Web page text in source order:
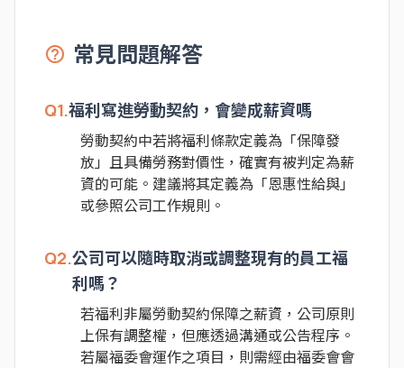
help_outline 常見問題解答
Q1.福利寫進勞動契約，會變成薪資嗎
勞動契約中若將福利條款定義為「保障發
放」且具備勞務對價性，確實有被判定為薪
資的可能。建議將其定義為「恩惠性給與」
或參照公司工作規則。
Q2.公司可以隨時取消或調整現有的員工福
利嗎？
若福利非屬勞動契約保障之薪資，公司原則
上保有調整權，但應透過溝通或公告程序。
若屬福委會運作之項目，則需經由福委會會